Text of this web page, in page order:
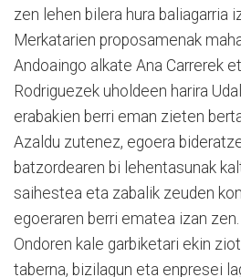
zen lehen bilera hura baliagarria
Merkatarien proposamenak
Andoaingo alkate Ana Carrerek
Rodriguezek uholdeen harira
erabakien berri eman zieten
Azaldu zutenez, egoera
batzordearen bi lehentasunak
saihestea eta zabalik zeuden
egoeraren berri ematea izan zen.
Ondoren kale garbiketari ekin
taberna, bizilagun eta enpresei